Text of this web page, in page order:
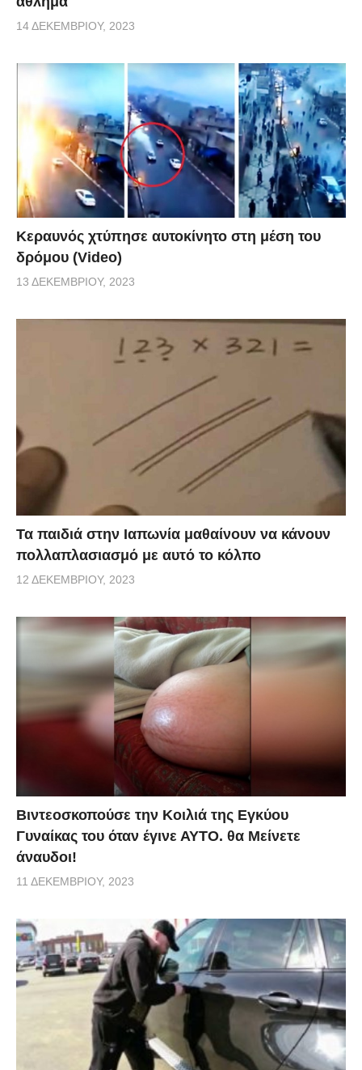
14 ΔΕΚΕΜΒΡΊΟΥ, 2023
Κεραυνός χτύπησε αυτοκίνητο στη μέση του
δρόμου (Video)
13 ΔΕΚΕΜΒΡΊΟΥ, 2023
Τα παιδιά στην Ιαπωνία μαθαίνουν να κάνουν
πολλαπλασιασμό με αυτό το κόλπο
12 ΔΕΚΕΜΒΡΊΟΥ, 2023
Βιντεοσκοπούσε την Κοιλιά της Εγκύου
Γυναίκας του όταν έγινε ΑΥΤΟ. θα Μείνετε
άναυδοι!
11 ΔΕΚΕΜΒΡΊΟΥ, 2023